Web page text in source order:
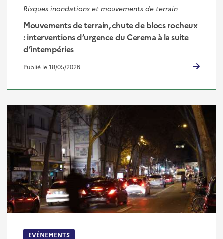
Risques inondations et mouvements de terrain
Mouvements de terrain, chute de blocs rocheux
: interventions d’urgence du Cerema à la suite
d’intempéries
Publié le 18/05/2026
EVÉNEMENTS